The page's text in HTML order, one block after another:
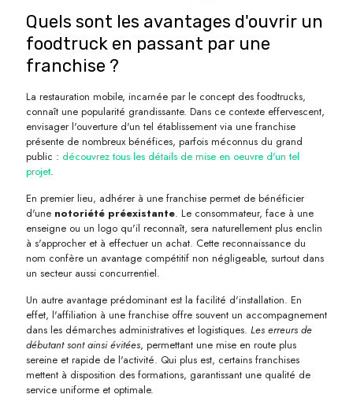
Quels sont les avantages d'ouvrir un
foodtruck en passant par une
franchise ?
La restauration mobile, incarnée par le concept des foodtrucks,
connaît une popularité grandissante. Dans ce contexte effervescent,
envisager l'ouverture d'un tel établissement via une franchise
présente de nombreux bénéfices, parfois méconnus du grand
public : découvrez tous les détails de mise en oeuvre d'un tel
projet.
En premier lieu, adhérer à une franchise permet de bénéficier
d'une notoriété préexistante. Le consommateur, face à une
enseigne ou un logo qu'il reconnaît, sera naturellement plus enclin
à s'approcher et à effectuer un achat. Cette reconnaissance du
nom confère un avantage compétitif non négligeable, surtout dans
un secteur aussi concurrentiel.
Un autre avantage prédominant est la facilité d'installation. En
effet, l'affiliation à une franchise offre souvent un accompagnement
dans les démarches administratives et logistiques. Les erreurs de
débutant sont ainsi évitées, permettant une mise en route plus
sereine et rapide de l'activité. Qui plus est, certains franchises
mettent à disposition des formations, garantissant une qualité de
service uniforme et optimale.